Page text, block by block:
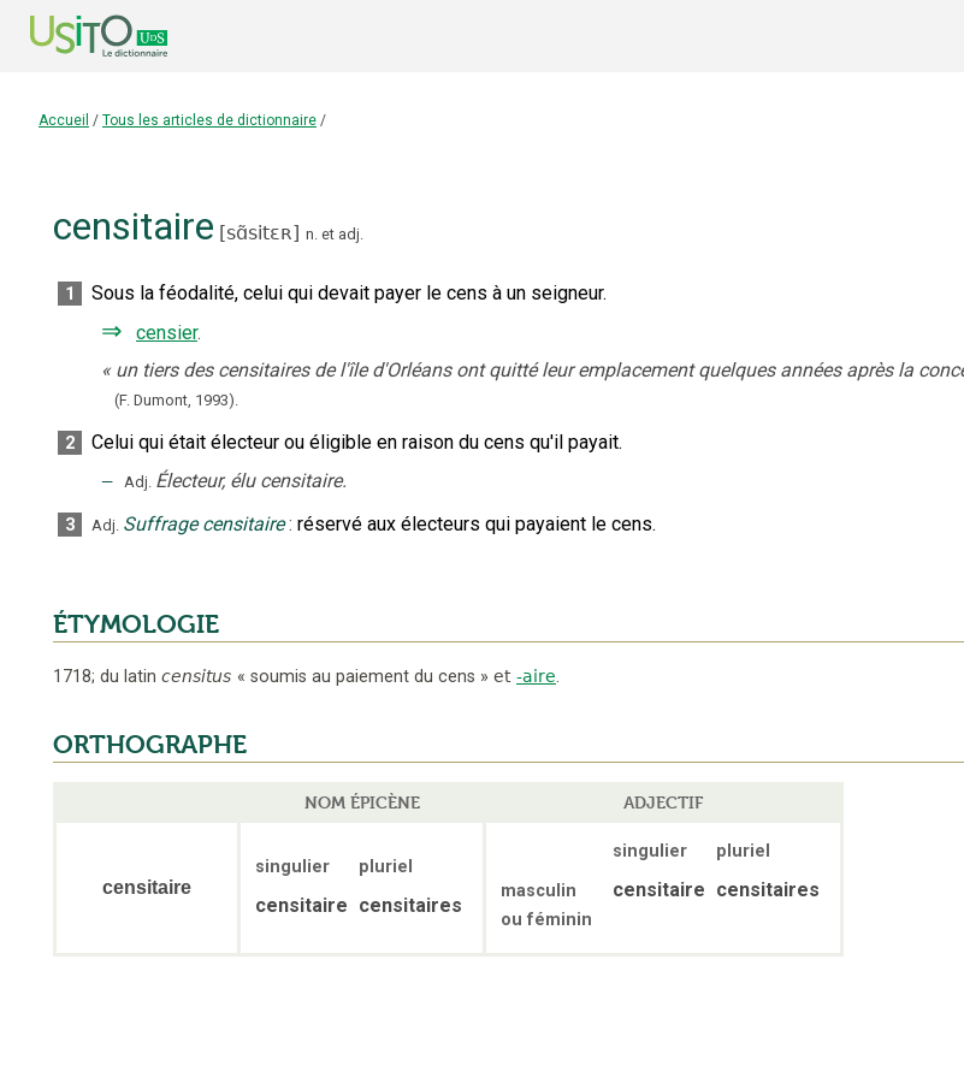
Accueil / Tous les articles de dictionnaire /
censitaire [sɑ̃sitɛʀ] n. et adj.
1 Sous la féodalité, celui qui devait payer le cens à un seigneur.
⇒ censier.
« un tiers des censitaires de l'île d'Orléans ont quitté leur emplacement quelques années après la
(F. Dumont, 1993).
2
Celui qui était électeur ou éligible en raison du cens qu'il payait.
‒
Adj. Électeur, élu censitaire.
3 Adj. Suffrage censitaire : réservé aux électeurs qui payaient le cens.
ÉTYMOLOGIE
1718; du latin censitus « soumis au paiement du cens » et -aire.
ORTHOGRAPHE
NOM ÉPICÈNE ADJECTIF
censitaire
singulier pluriel
censitaire censitaires
singulier
pluriel
masculin
ou féminin
censitaire censitaires